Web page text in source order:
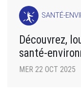
SANTÉ-
Découvrez,
santé-
MER 22 OCT 2025